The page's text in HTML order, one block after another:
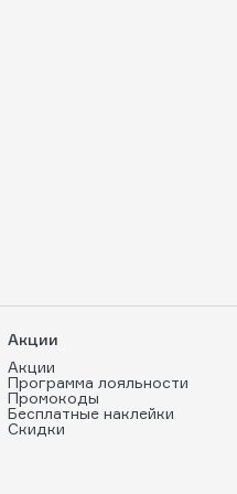
Акции
Акции
Программа лояльности
Промокоды
Бесплатные наклейки
Скидки